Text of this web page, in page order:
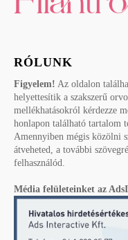
RÓLUNK
Figyelem! Az oldalon
helyettesítik a szakszerű
mellékhatásokról kérdezze
honlapon található tartalom
Amennyiben mégis közölni
átveheted, a további
felhasználód.
Média felületeinket az